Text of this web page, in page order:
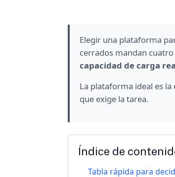
Elegir una plataforma
cerrados mandan
capacidad de carga
La plataforma ideal es
que exige la tarea.
Índice de
Tabla rápida para